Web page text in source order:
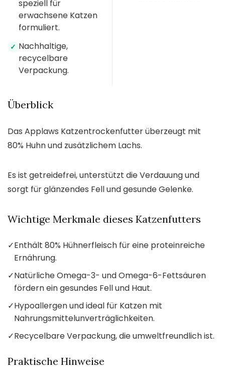
speziell für
erwachsene Katzen
formuliert.
✓ Nachhaltige,
recycelbare
Verpackung.
Überblick
Das Applaws Katzentrockenfutter überzeugt mit
80% Huhn und zusätzlichem Lachs.
Es ist getreidefrei, unterstützt die Verdauung und
sorgt für glänzendes Fell und gesunde Gelenke.
Wichtige Merkmale dieses Katzenfutters
✓Enthält 80% Hühnerfleisch für eine proteinreiche
Ernährung.
✓Natürliche Omega-3- und Omega-6-Fettsäuren
fördern ein gesundes Fell und Haut.
✓Hypoallergen und ideal für Katzen mit
Nahrungsmittelunverträglichkeiten.
✓Recycelbare Verpackung, die umweltfreundlich ist.
Praktische Hinweise